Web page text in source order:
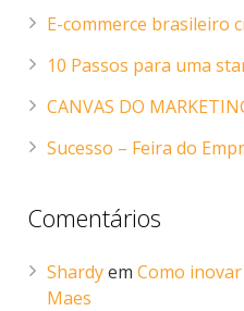
E-commerce brasileiro
10 Passos para uma
CANVAS DO
Sucesso – Feira do
Comentários
Shardyem Como
Maes